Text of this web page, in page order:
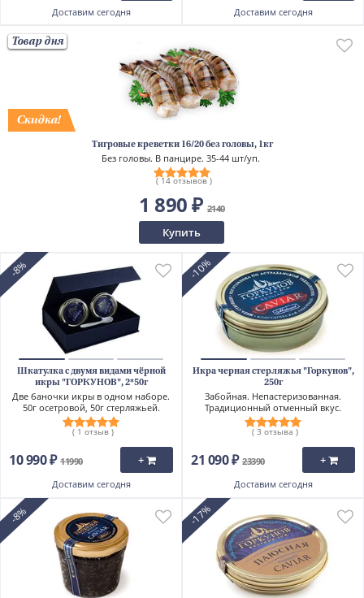
Доставим сегодня Доставим сегодня
Товар дня
Тигровые креветки 16/20 без головы, 1кг
Без головы. В панцире. 35-44 шт/уп.
( 14 отзывов )
1 890 ₽ 2140
Купить
-8%
Шкатулка с двумя видами чёрной
икры "ГОРКУНОВ", 2*50г
Две баночки икры в одном наборе.
50г осетровой, 50г стерляжьей.
( 1 отзыв )
10 990 ₽ 11990 +
Доставим сегодня
-10%
Икра черная стерляжья "Горкунов",
250г
Забойная. Непастеризованная.
Традиционный отменный вкус.
( 3 отзыва )
21 090 ₽ 23390 +
Доставим сегодня
-8% -17%